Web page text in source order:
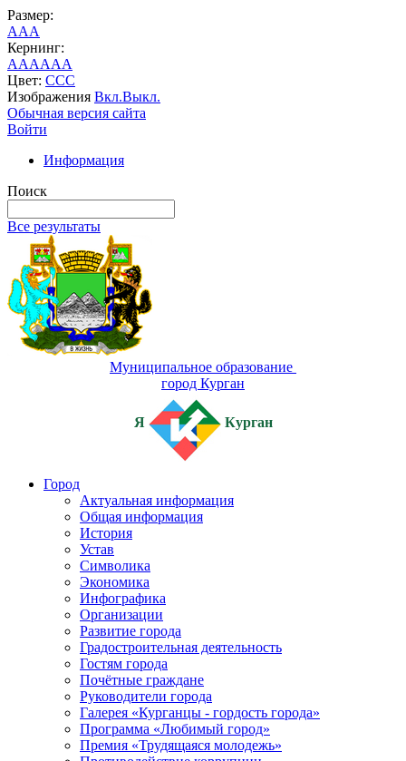
Размер:
AAA
Кернинг:
AAAAAA
Цвет: CCC
Изображения Вкл.Выкл.
Обычная версия сайта
Войти
Информация
Поиск
Все результаты
Муниципальное образование
город Курган
Я Курган
Город
Актуальная информация
Общая информация
История
Устав
Символика
Экономика
Инфографика
Организации
Развитие города
Градостроительная деятельность
Гостям города
Почётные граждане
Руководители города
Галерея «Курганцы - гордость города»
Программа «Любимый город»
Премия «Трудящаяся молодежь»